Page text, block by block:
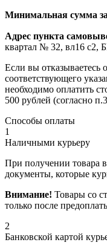
Минимальная сумма
Адрес пункта
квартал № 32, вл16 с2,
Если вы отказываетесь
соответствующего
необходимо оплатить
500 рублей (согласно
Способы оплаты
1
Наличными курьеру
При получении товара
документы, которые
Внимание! Товары со
только после
2
Банковской картой